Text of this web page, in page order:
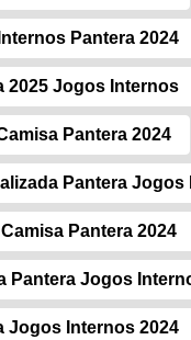
Pantera 2024
2025 Jogos Internos
Pantera 2024
Pantera Jogos
Pantera 2024
Pantera Jogos
Jogos Internos 2024